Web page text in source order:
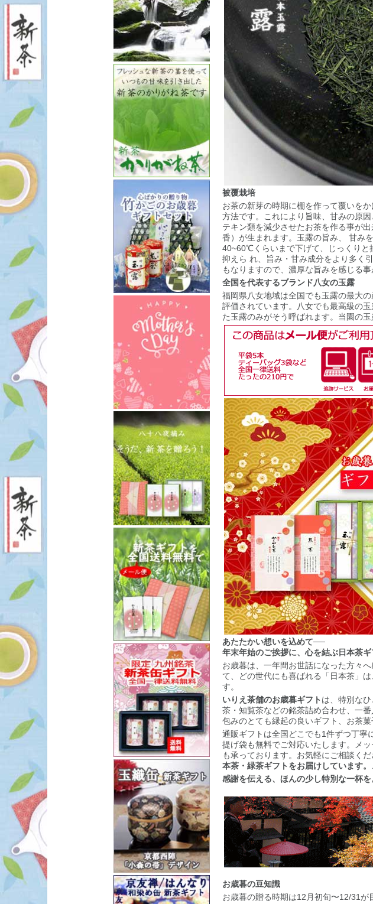
被覆栽培
お茶の新芽の時期に棚を作って覆いを
方法です。これにより旨味、甘みの原
テキン類を減少させたお茶を作る事が
香）が生まれます。玉露の旨み、 甘み
40~60℃くらいまで下げて、じっくりと
抑えら れ、旨み・甘み成分をより多く
もなりますので、濃厚な旨みを感じる事
全国を代表するブランド八女の玉露
福岡県八女地域は全国でも玉露の最大
評価されています。八女でも最高級の
た玉露のみがそう呼ばれます。当園の玉
あたたかい想いを込めて──
年末年始のご挨拶に、心を結ぶ日本茶ギ
お歳暮は、一年間お世話になった方々
て、どの世代にも喜ばれる「日本茶」
す。
いりえ茶舗のお歳暮ギフト は、特別な
茶・知覧茶などの銘茶詰め合わせ、一
包みのとても縁起の良いギフト、お茶菓
通販ギフトは全国どこでも1件ずつ丁寧
提げ袋も無料でご対応いたします。メ
も承っております。お気軽にご相談くだ
本茶・緑茶ギフトをお届けしています。
感謝を伝える、ほんの少し特別な一杯を
お歳暮の豆知識
お歳暮の贈る時期は12月初旬〜12/31が